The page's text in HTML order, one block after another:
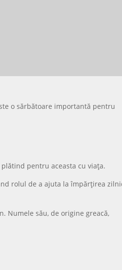
o sărbătoare importantă pentru
pentru aceasta cu viața.
rolul de a ajuta la împărțirea
Numele său, de origine greacă,